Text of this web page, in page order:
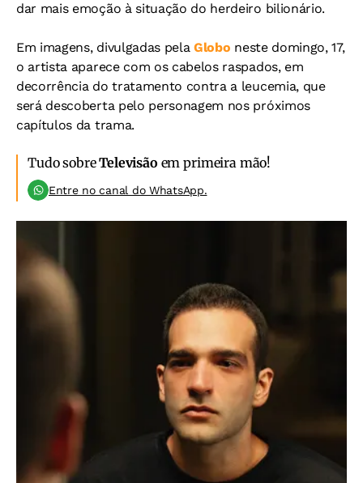
dar mais emoção à situação do herdeiro bilionário.
Em imagens, divulgadas pelaGlobo neste domingo, 17,
o artista aparece com os cabelos raspados, em
decorrência do tratamento contra a leucemia, que
será descoberta pelo personagem nos próximos
capítulos da trama.
Tudo sobreTelevisão em primeira mão!
Entre no canal do WhatsApp.